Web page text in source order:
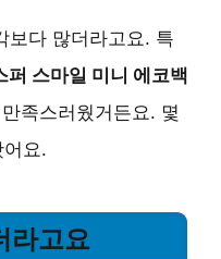
보다 많더라고요. 특
퍼 스마일 미니 에코백
족스러웠거든요. 몇
요.
라고요